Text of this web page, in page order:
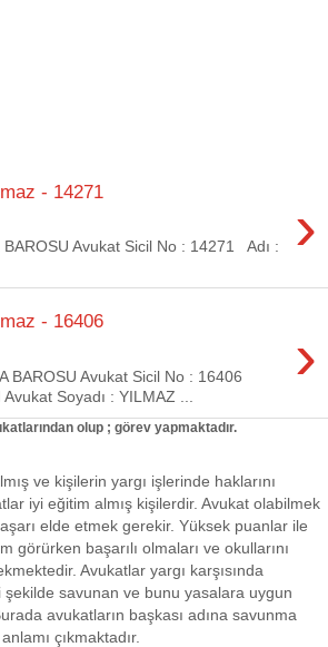
- 14271
›
Avukat Sicil No : 14271 Adı :
- 16406
›
BAROSU Avukat Sicil No : 16406
Soyadı : YILMAZ ...
olup ; görev yapmaktadır.
ve kişilerin yargı işlerinde haklarını
iyi eğitim almış kişilerdir. Avukat olabilmek
elde etmek gerekir. Yüksek puanlar ile
görürken başarılı olmaları ve okullarını
Avukatlar yargı karşısında
şekilde savunan ve bunu yasalara uygun
avukatların başkası adına savunma
çıkmaktadır.